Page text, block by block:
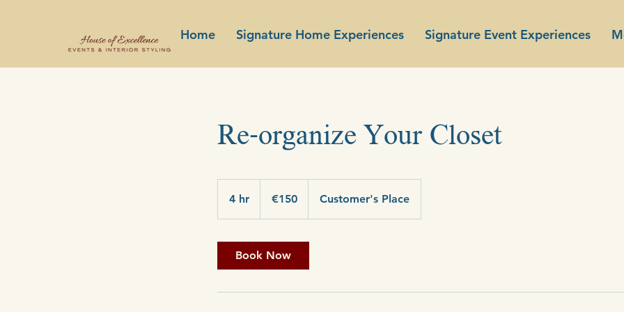
Home Signature Home Experiences Signature Event Experiences
Re-organize Your Closet
4 hr €150 Customer's Place
Book Now